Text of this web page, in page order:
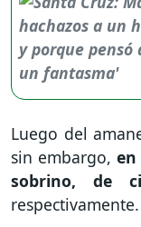
Luego del
sin embargo, en
sobrino, de
respectivamente.